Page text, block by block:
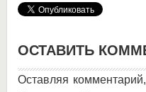
ОСТАВИТЬ
Оставляя